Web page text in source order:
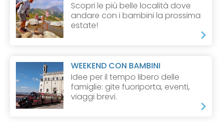
Scopri le più belle località dove
andare con i bambini la prossima
estate!
WEEKEND CON BAMBINI
Idee per il tempo libero delle
famiglie: gite fuoriporta, eventi,
viaggi brevi.